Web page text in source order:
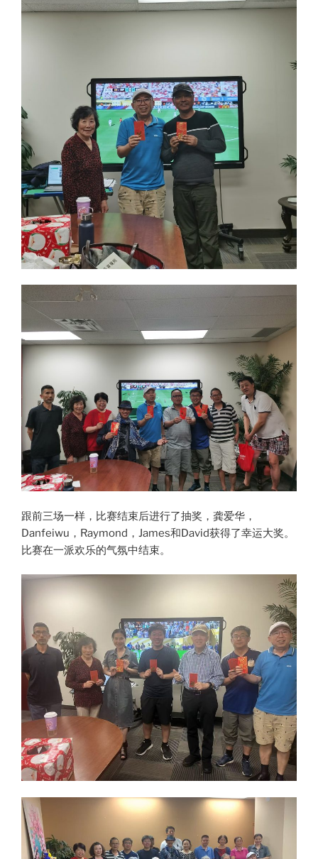
跟前三场一样，比赛结束后进行了抽奖，龚爱华，
Danfeiwu，Raymond，James和David获得了幸运大奖。
比赛在一派欢乐的气氛中结束。